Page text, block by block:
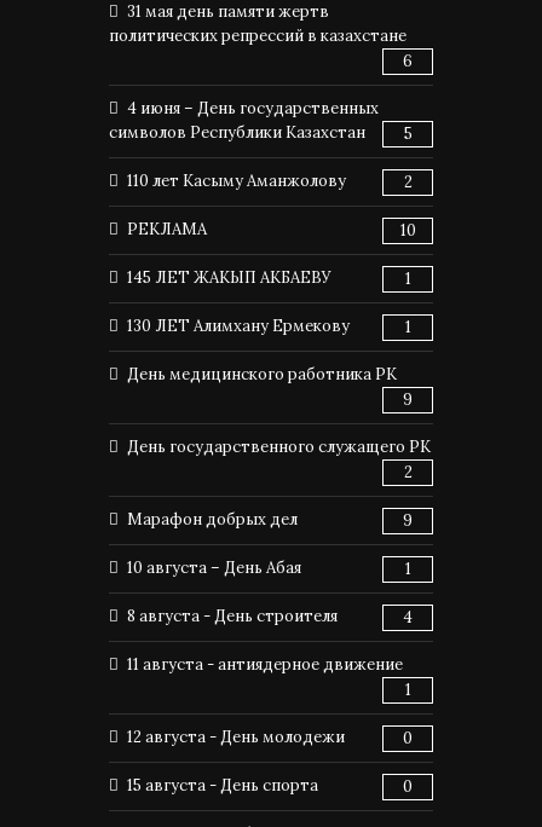
31 мая день памяти жертв
политических репрессий в казахстане
6
4 июня – День государственных
символов Республики Казахстан
5
110 лет Касыму Аманжолову 2
РЕКЛАМА 10
145 ЛЕТ ЖАКЫП АКБАЕВУ 1
130 ЛЕТ Алимхану Ермекову 1
День медицинского работника РК
9
День государственного служащего РК
2
Марафон добрых дел 9
10 августа – День Абая 1
8 августа - День строителя 4
11 августа - антиядерное движение
1
12 августа - День молодежи 0
15 августа - День спорта 0